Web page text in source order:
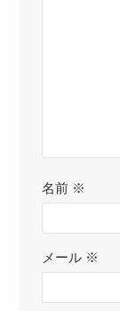
名前 ※
メール ※